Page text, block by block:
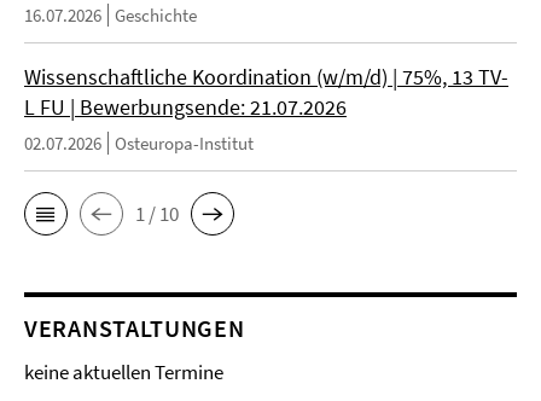
16.07.2026 Geschichte
Wissenschaftliche Koordination (w/m/d) | 75%, 13 TV-
L FU | Bewerbungsende: 21.07.2026
02.07.2026 Osteuropa-Institut
1 / 10
VERANSTALTUNGEN
keine aktuellen Termine